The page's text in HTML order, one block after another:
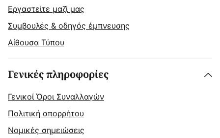
Εργαστείτε μαζί μας
Συμβουλές & οδηγός έμπνευσης
Αίθουσα Τύπου
Γενικές πληροφορίες
Γενικοί Όροι Συναλλαγών
Πολιτική απορρήτου
Νομικές σημειώσεις